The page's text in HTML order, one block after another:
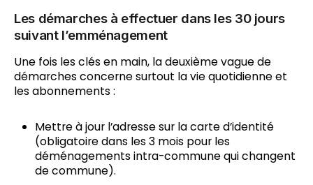
Les démarches à effectuer dans les 30 jours
suivant l’emménagement
Une fois les clés en main, la deuxième vague de
démarches concerne surtout la vie quotidienne et
les abonnements :
Mettre à jour l’adresse sur la carte d’identité
(obligatoire dans les 3 mois pour les
déménagements intra-commune qui changent
de commune).